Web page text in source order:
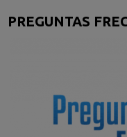
PREGUNTAS